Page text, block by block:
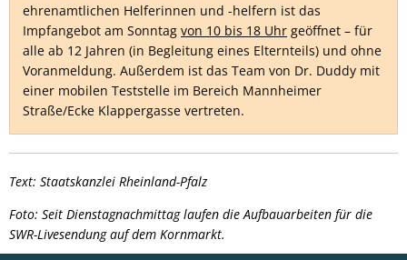
ehrenamtlichen Helferinnen und -helfern ist das
Impfangebot am Sonntag von 10 bis 18 Uhr geöffnet – für
alle ab 12 Jahren (in Begleitung eines Elternteils) und ohne
Voranmeldung. Außerdem ist das Team von Dr. Duddy mit
einer mobilen Teststelle im Bereich Mannheimer
Straße/Ecke Klappergasse vertreten.
Text: Staatskanzlei Rheinland-Pfalz
Foto: Seit Dienstagnachmittag laufen die Aufbauarbeiten für die
SWR-Livesendung auf dem Kornmarkt.